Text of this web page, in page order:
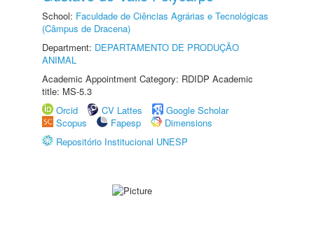
School: Faculdade de Ciências Agrárias e Tecnológicas
(Câmpus de Dracena)
Department: DEPARTAMENTO DE PRODUÇÃO
ANIMAL
Academic Appointment Category: RDIDP Academic
title: MS-5.3
Orcid
CV Lattes
Google Scholar
Scopus
Fapesp
Dimensions
Repositório Institucional UNESP